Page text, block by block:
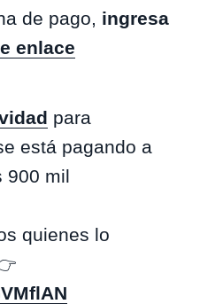
de pago, ingresa
enlace
para
está pagando a
900 mil
quienes lo